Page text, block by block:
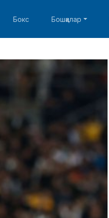
Бокс Бошқалар